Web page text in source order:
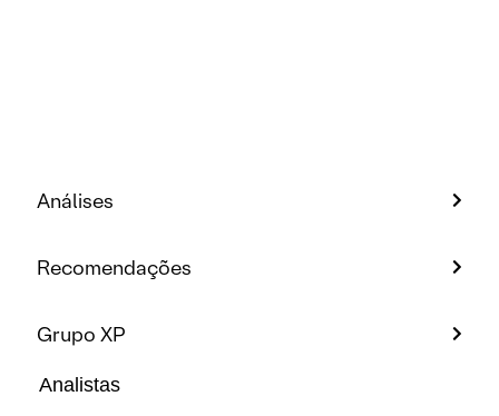
Análises
Recomendações
Grupo XP
Analistas